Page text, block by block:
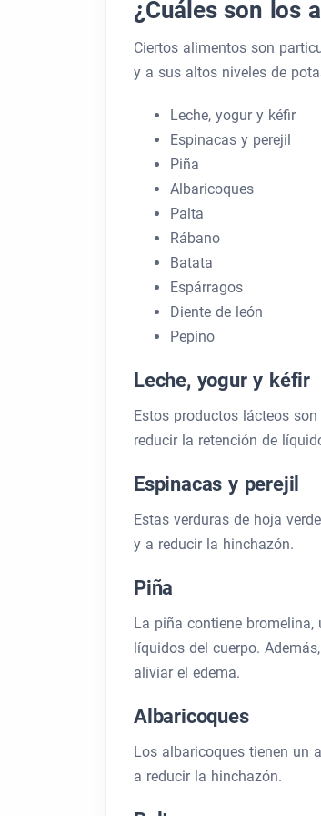
¿Cuáles son los
Ciertos alimentos son
y a sus altos niveles de
Leche, yogur y kéfir
Espinacas y perejil
Piña
Albaricoques
Palta
Rábano
Batata
Espárragos
Diente de león
Pepino
Leche, yogur y kéfir
Estos productos lácteos
reducir la retención de
Espinacas y perejil
Estas verduras de hoja
y a reducir la hinchazón.
Piña
La piña contiene
líquidos del cuerpo.
aliviar el edema.
Albaricoques
Los albaricoques tienen un
a reducir la hinchazón.